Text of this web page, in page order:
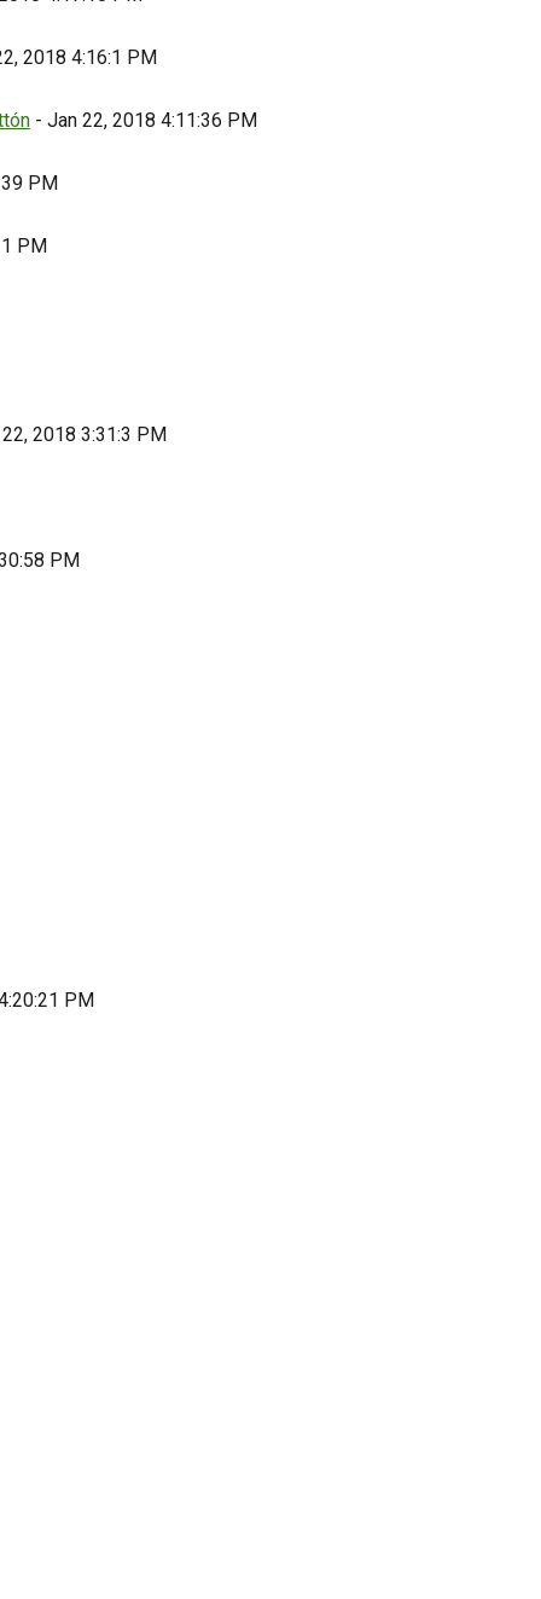
2018 4:16:1 PM
- Jan 22, 2018 4:11:36 PM
PM
PM
2018 3:31:3 PM
PM
PM